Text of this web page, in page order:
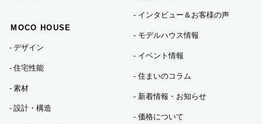
2024年04月 (1)
2024年01月 (1)
MOCO HOUSE
デザイン
住宅性能
素材
設計・構造
インタビュー＆お客様の声
モデルハウス情報
イベント情報
住まいのコラム
新着情報・お知らせ
価格について